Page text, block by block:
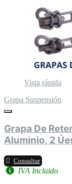
Vista rápida
Grapa Suspensión
Grapa De
Aluminio, 2
Consultar
IVA Incluido